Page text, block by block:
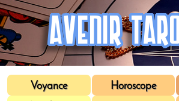
Voyance Horoscope